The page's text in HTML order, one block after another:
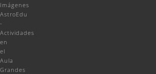
Imágenes
AstroEdu
-
Actividades
en
el
Aula
Grandes